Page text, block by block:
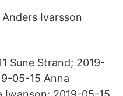
Ivarsson
Sune Strand; 2019-
05-15 Anna